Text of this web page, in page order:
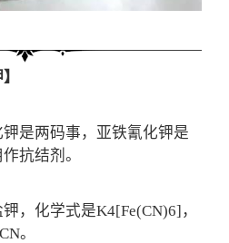
是两码事，亚铁氰化钾是
抗结剂。
，化学式是K4[Fe(CN)6]，
。